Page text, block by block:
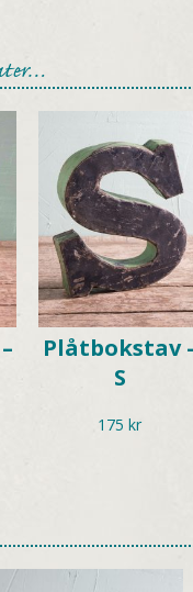
Plåtbokstav
S
175 kr